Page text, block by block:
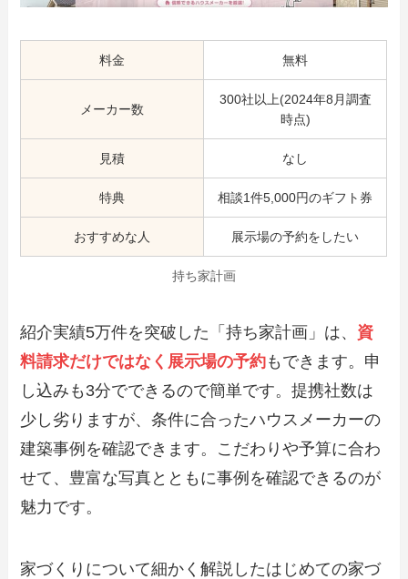
料金 無料
メーカー数
300社以上(2024年8月調査
時点)
見積 なし
特典 相談1件5,000円のギフト券
おすすめな人 展示場の予約をしたい
持ち家計画
紹介実績5万件を突破した「持ち家計画」は、 資
料請求だけではなく展示場の予約もできます。申
し込みも3分でできるので簡単です。提携社数は
少し劣りますが、条件に合ったハウスメーカーの
建築事例を確認できます。こだわりや予算に合わ
せて、豊富な写真とともに事例を確認できるのが
魅力です。
家づくりについて細かく解説したはじめての家づ